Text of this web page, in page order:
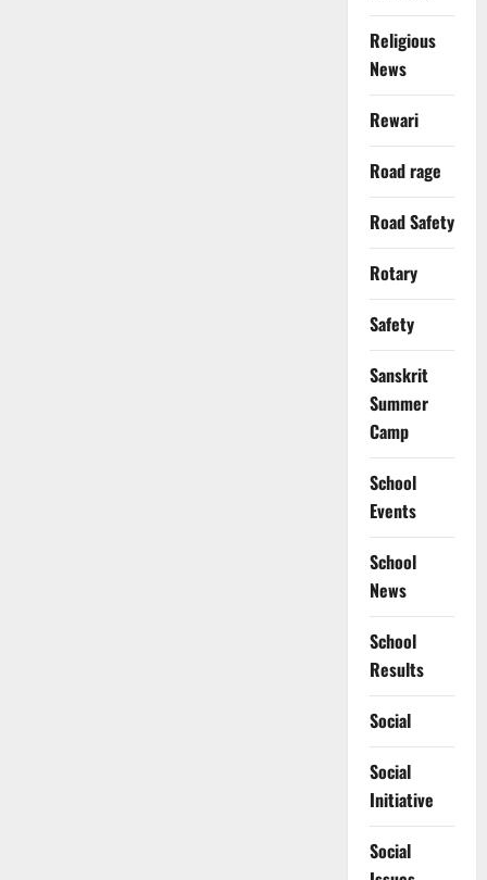
Religious
News
Rewari
Road rage
Road Safety
Rotary
Safety
Sanskrit
Summer
Camp
School
Events
School
News
School
Results
Social
Social
Initiative
Social